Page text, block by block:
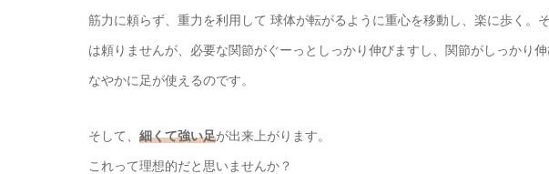
筋力に頼らず、重力を利用して 球体が転がるように重心を移動し、楽に歩く。
は頼りませんが、必要な関節がぐーっとしっかり伸びますし、関節がしっかり
なやかに足が使えるのです。
そして、 細くて強い足が出来上がります。
これって理想的だと思いませんか？